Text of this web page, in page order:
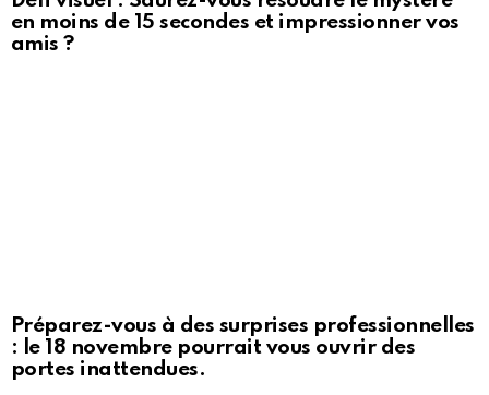
en moins de 15 secondes et impressionner vos
amis ?
Préparez-vous à des surprises professionnelles
: le 18 novembre pourrait vous ouvrir des
portes inattendues.